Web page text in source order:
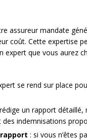
assureur mandate
coût. Cette expertise
expert que vous aurez
se rend sur place
rédige un rapport
indemnisations
: si vous n’êtes